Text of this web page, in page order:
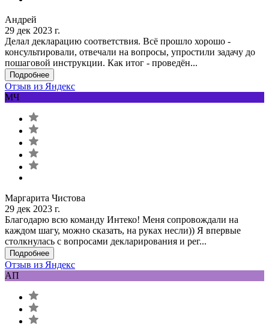
Андрей
29 дек 2023 г.
Делал декларацию соответствия. Всё прошло хорошо -
консультировали, отвечали на вопросы, упростили задачу до
пошаговой инструкции. Как итог - проведён...
Подробнее
Отзыв из Яндекс
МЧ
Маргарита Чистова
29 дек 2023 г.
Благодарю всю команду Интеко! Меня сопровождали на
каждом шагу, можно сказать, на руках несли)) Я впервые
столкнулась с вопросами декларирования и рег...
Подробнее
Отзыв из Яндекс
АП